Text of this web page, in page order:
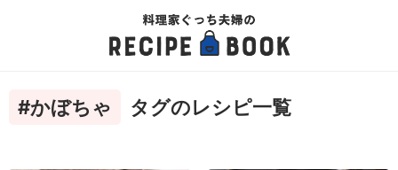
#かぼちゃ タグのレシピ一覧